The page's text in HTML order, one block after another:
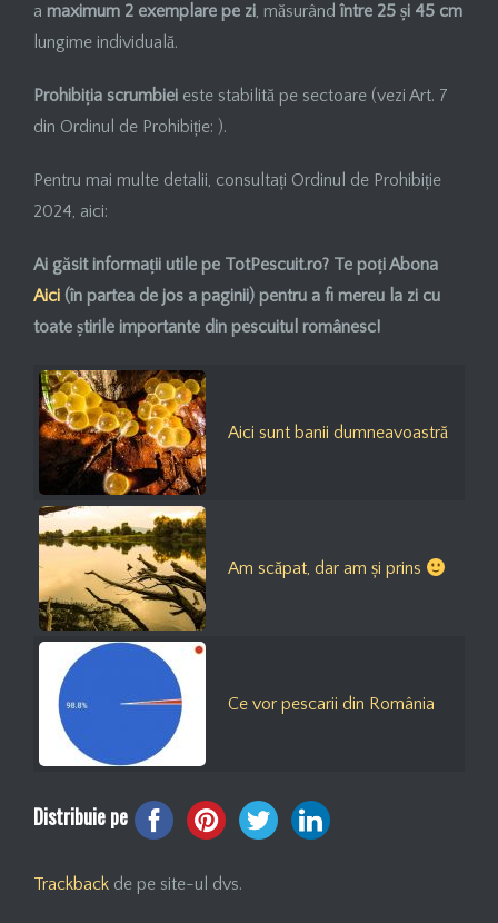
a maximum 2 exemplare pe zi, măsurândîntre 25 și 45 cm
lungime individuală.
Prohibiția scrumbiei este stabilită pe sectoare (vezi Art. 7
din Ordinul de Prohibiție: ).
Pentru mai multe detalii, consultați Ordinul de Prohibiție
2024, aici:
Ai găsit informații utile pe TotPescuit.ro? Te poți Abona
Aici (în partea de jos a paginii) pentru a fi mereu la zi cu
toate știrile importante din pescuitul românesc!
Aici sunt banii dumneavoastră
Am scăpat, dar am și prins
Ce vor pescarii din România
Distribuie pe
Trackback de pe site-ul dvs.